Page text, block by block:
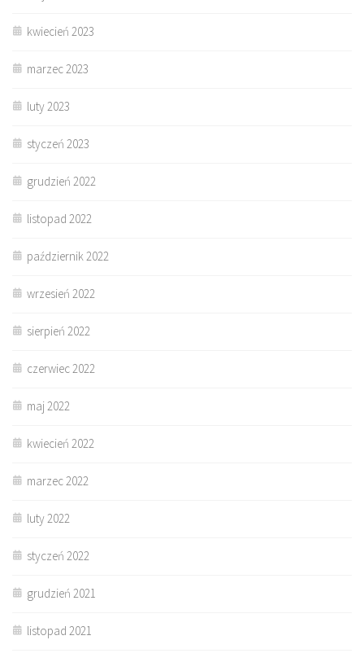
kwiecień 2023
marzec 2023
luty 2023
styczeń 2023
grudzień 2022
listopad 2022
październik 2022
wrzesień 2022
sierpień 2022
czerwiec 2022
maj 2022
kwiecień 2022
marzec 2022
luty 2022
styczeń 2022
grudzień 2021
listopad 2021